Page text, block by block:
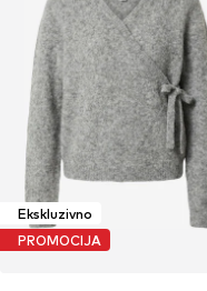
Ekskluzivno
PROMOCIJA